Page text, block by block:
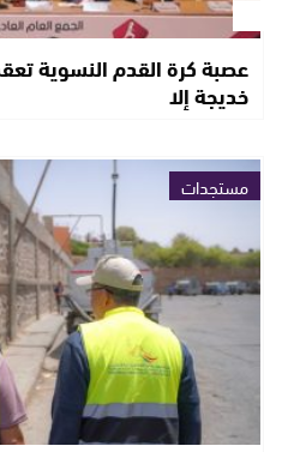
عصبة كرة القدم النسوية
خديجة إلا
مستجدات